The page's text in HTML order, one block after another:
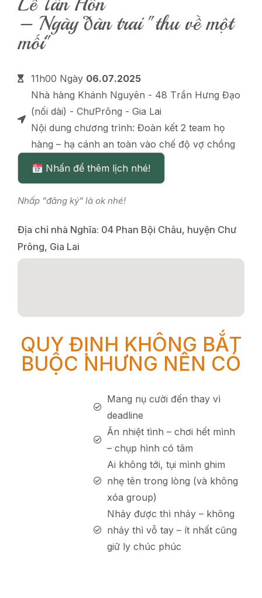
– Ngày đàn trai "thu về một
mối"
11h00 Ngày 06.07.2025
Nhà hàng Khánh Nguyên - 48 Trần Hưng Đạo
(nối dài) - ChưPrông - Gia Lai
Nội dung chương trình: Đoàn kết 2 team họ
hàng – hạ cánh an toàn vào chế độ vợ chồng
Nhấn để thêm lịch nhé!
Nhấp "đăng ký" là ok nhé!
Địa chỉ nhà Nghĩa: 04 Phan Bội Châu, huyện Chư
Prông, Gia Lai
QUY ĐỊNH KHÔNG BẮT
BUỘC NHƯNG NÊN CÓ
Mang nụ cười đến thay vì
deadline
Ăn nhiệt tình – chơi hết mình
– chụp hình có tâm
Ai không tới, tụi mình ghim
nhẹ tên trong lòng (và không
xóa group)
Nhảy được thì nhảy – không
nhảy thì vỗ tay – ít nhất cũng
giữ ly chúc phúc